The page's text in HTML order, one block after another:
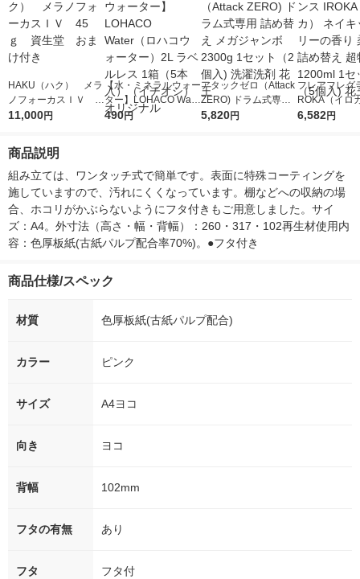
HAKU（ハク） メラ
ノフォーカスＩＶ 4
5ｇ 資生堂 おまけ
11,000円
【水・ミネラルウォー
ター】LOHACO Wate
r（ロハコウォータ
490円
アタックゼロ（Attack
ZERO) ドラム式専用
詰め替え メガジャン
5,820円
フレアフレグ
ROKA（イロ
イキッドリリ
6,582円
商品説明
組み立ては、ワンタッチ式で簡単です。表面に特殊コーティングを
施していますので、汚れにくくなっています。棚などへの収納の場
合、ホコリがかぶらないようにフタ付きもご用意しました。サイ
ズ：A4。外寸法（高さ・幅・背幅）：260・317・102再生材使用内
容：色厚板紙(古紙パルプ配合率70%)。●フタ付き
商品仕様/スペック
材質 色厚板紙(古紙パルプ配合)
カラー ピンク
サイズ A4ヨコ
向き ヨコ
背幅 102mm
フタの有無 あり
フタ フタ付